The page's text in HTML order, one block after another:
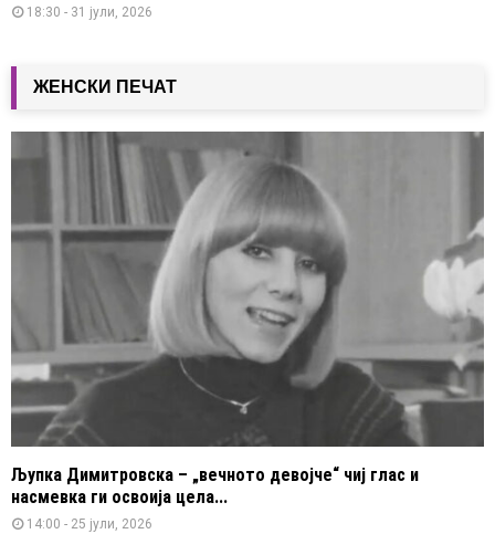
18:30 - 31 јули, 2026
ЖЕНСКИ ПЕЧАТ
Љупка Димитровска – „вечното девојче“ чиј глас и
насмевка ги освоија цела...
14:00 - 25 јули, 2026